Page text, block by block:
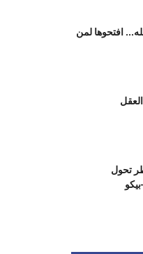
افتحوها لمن
تحول